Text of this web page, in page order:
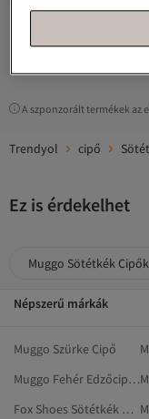
A szponzorált termékek az
Trendyol cipő
Ez is érdekelhet
Muggo Sötétkék Cipők
Népszerű márkák
Muggo Szürke Cipő
Muggo Fehér Edzőcipők
Fox Shoes Sötétkék Cipő